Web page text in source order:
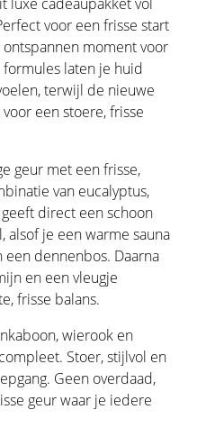
voor een frisse start
moment voor
laten je huid
terwijl de nieuwe
een stoere, frisse
geur met een frisse,
van eucalyptus,
direct een schoon
alsof je een warme sauna
dennenbos. Daarna
en een vleugje
frisse balans.
wierook en
Stoer, stijlvol en
Geen overdaad,
geur waar je iedere